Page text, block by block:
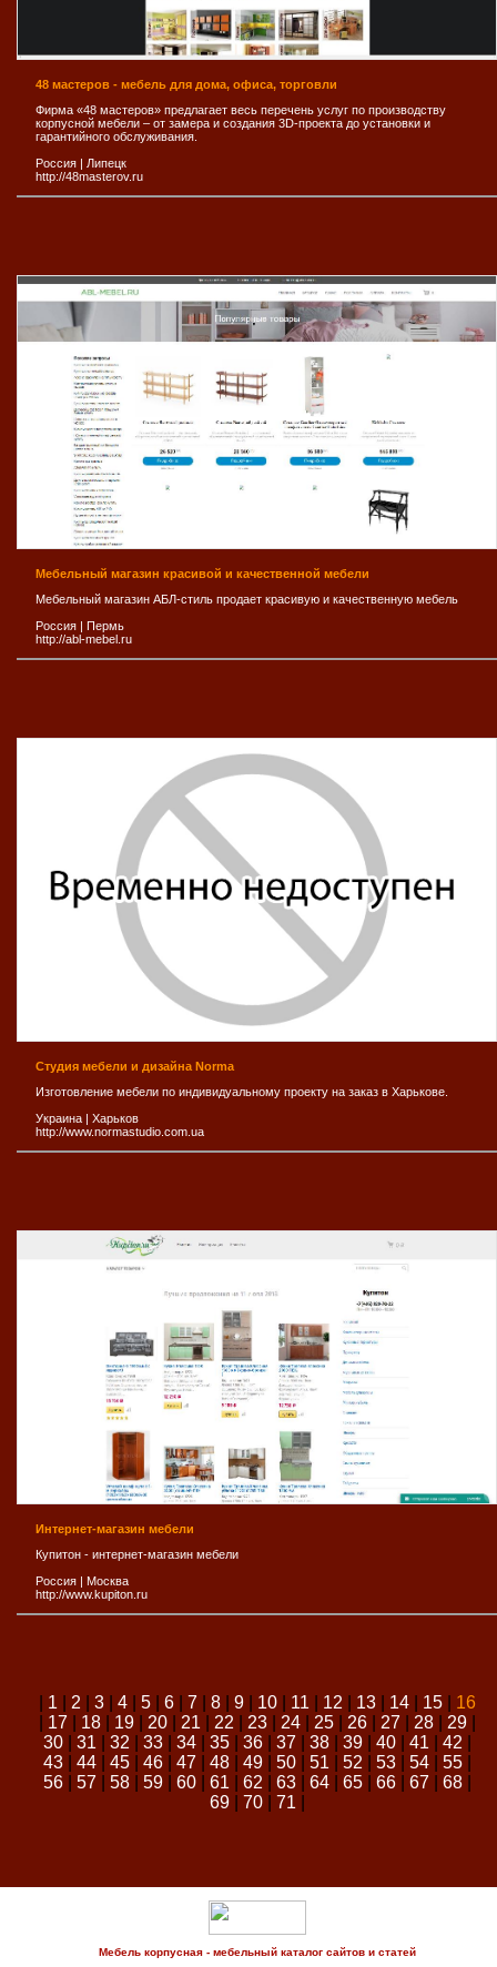
48 мастеров - мебель для дома, офиса, торговли
Фирма «48 мастеров» предлагает весь перечень услуг по производству
корпусной мебели – от замера и создания 3D-проекта до установки и
гарантийного обслуживания.
Россия
Липецк
http://48masterov.ru
Мебельный магазин красивой и качественной мебели
Мебельный магазин АБЛ-стиль продает красивую и качественную мебель
Россия | Пермь
http://abl-mebel.ru
Студия мебели и дизайна Norma
Изготовление мебели по индивидуальному проекту на заказ в Харькове.
Украина | Харьков
http://www.normastudio.com.ua
Интернет-магазин мебели
Купитон - интернет-магазин мебели
Россия | Москва
http://www.kupiton.ru
1 2 3| 4| 5| 6| 7| 8| 9| 10| 11 12 13| 14| 15| 16
17| 18| 19| 20| 21 22 23| 24| 25| 26| 27| 28| 29|
30| 31 32 33| 34| 35| 36| 37| 38| 39| 40| 41 42
43| 44| 45| 46| 47| 48| 49| 50| 51 52 53| 54| 55|
56| 57| 58| 59| 60| 61 62 63| 64| 65| 66| 67| 68|
69| 70| 71
Мебель корпусная - мебельный каталог сайтов и статей